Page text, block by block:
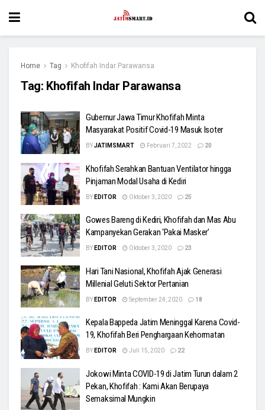
Home Tag Khofifah Indar Parawansa
Tag: Khofifah Indar Parawansa
Gubernur Jawa Timur Khofifah Minta
Masyarakat Positif Covid-19 Masuk Isoter
BYJATIMSMART Februari 7, 2022 20
Khofifah Serahkan Bantuan Ventilator hingga
Pinjaman Modal Usaha di Kediri
BY EDITOR Oktober 3, 2020 25
Gowes Bareng di Kediri, Khofifah dan Mas Abu
Kampanyekan Gerakan ‘Pakai Masker’
BY EDITOR Oktober 3, 2020 23
Hari Tani Nasional, Khofifah Ajak Generasi
Millenial Geluti Sektor Pertanian
BY EDITOR September 24, 2020 18
Kepala Bappeda Jatim Meninggal Karena Covid-
19, Khofifah Beri Penghargaan Kehormatan
BY EDITOR Juli 15, 2020 22
Jokowi Minta COVID-19 di Jatim Turun dalam 2
Pekan, Khofifah : Kami Akan Berupaya
Semaksimal Mungkin